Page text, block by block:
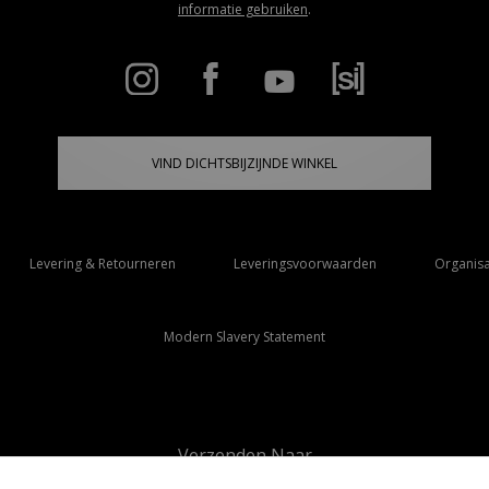
informatie gebruiken.
VIND DICHTSBIJZIJNDE WINKEL
Levering & Retourneren Leveringsvoorwaarden
Modern Slavery Statement
Verzenden Naar